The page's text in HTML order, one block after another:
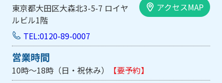
大阪市中央区内平野町1-1-5 西大
手前ビル103号
アクセスMAP
TEL:0120-89-0007
営業時間
10時～18時（日・祝休み/土曜は不定休）